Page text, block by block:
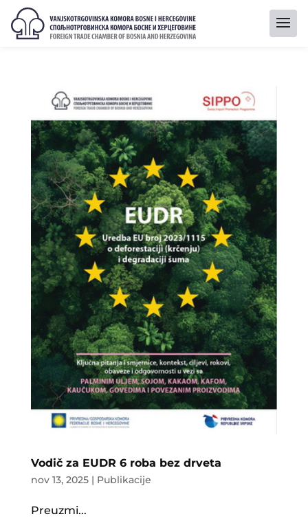
Vodič za EUDR 6 roba bez drveta
nov 13, 2025| Publikacije
Preuzmi...